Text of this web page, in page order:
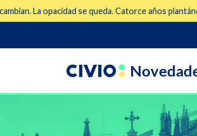
La opacidad se queda. Catorce años